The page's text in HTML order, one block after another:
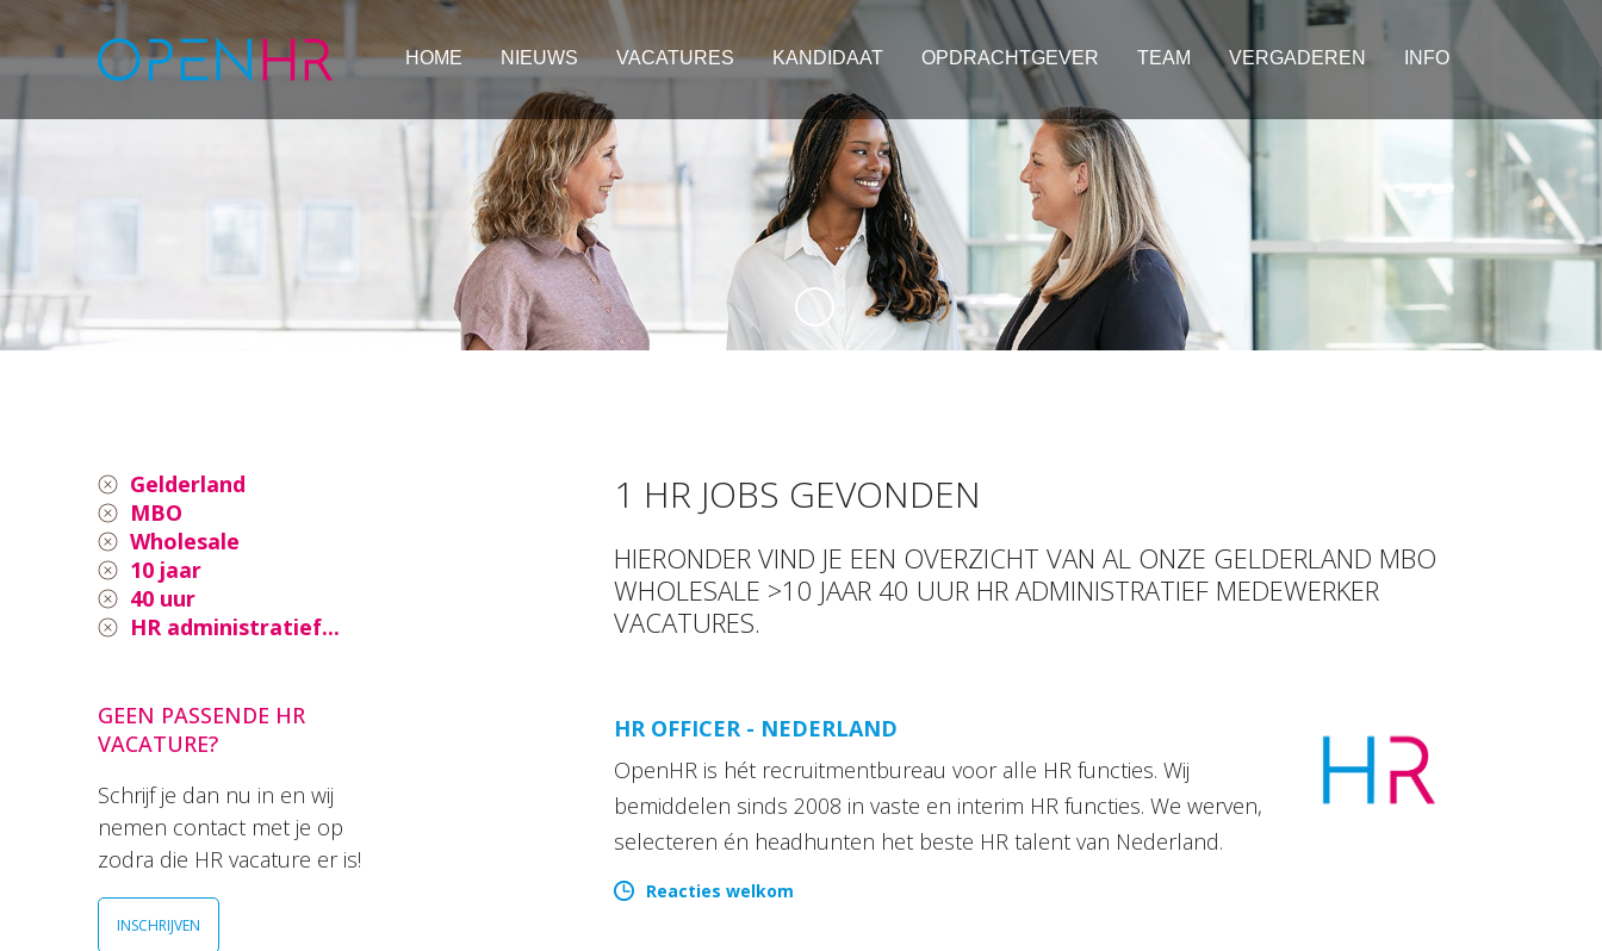
HOME NIEUWS VACATURES KANDIDAAT OPDRACHTGEVER TEAM VERGADEREN INFO
Gelderland
MBO
Wholesale
10 jaar
40 uur
HR administratief...
GEEN PASSENDE HR
VACATURE?
Schrijf je dan nu in en wij
nemen contact met je op
zodra die HR vacature er is!
INSCHRIJVEN
1 HR JOBS GEVONDEN
HIERONDER VIND JE EEN OVERZICHT VAN AL ONZE GELDERLAND MBO
WHOLESALE >10 JAAR 40 UUR HR ADMINISTRATIEF MEDEWERKER
VACATURES.
HR OFFICER - NEDERLAND
OpenHR is hét recruitmentbureau voor alle HR functies. Wij
bemiddelen sinds 2008 in vaste en interim HR functies. We werven,
selecteren én headhunten het beste HR talent van Nederland.
Reacties welkom